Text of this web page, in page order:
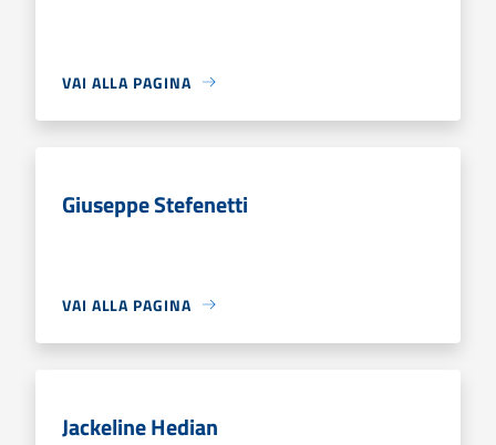
VAI ALLA PAGINA
Giuseppe Stefenetti
VAI ALLA PAGINA
Jackeline Hedian